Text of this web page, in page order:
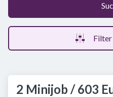
Filter
2 Minijob / 603